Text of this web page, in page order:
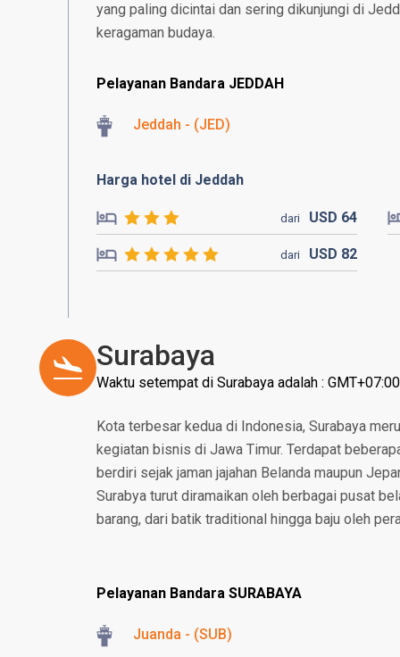
yang paling dicintai dan sering dikunjungi di
keragaman budaya.
Pelayanan Bandara JEDDAH
Jeddah - (JED)
Harga hotel di Jeddah
dari USD 64
dari USD 82
Surabaya
Waktu setempat di Surabaya adalah : GMT+07:00
Kota terbesar kedua di Indonesia, Surabaya
kegiatan bisnis di Jawa Timur. Terdapat
berdiri sejak jaman jajahan Belanda maupun
Surabya turut diramaikan oleh berbagai pusat
barang, dari batik traditional hingga baju oleh
Pelayanan Bandara SURABAYA
Juanda - (SUB)